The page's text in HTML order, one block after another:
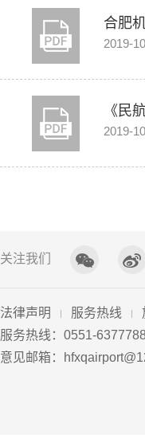
合肥
2019-
《民
2019-
关注我们
法律声明 服务热线
服务热线：0551-
意见邮箱：